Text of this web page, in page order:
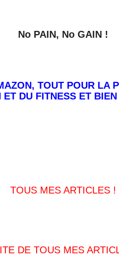
No PAIN, No GAIN !
TOUT POUR LA
ET DU FITNESS ET
TOUS MES ARTICLES !
DE TOUS MES